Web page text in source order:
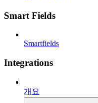
Smart Fields
Smartfields
Integrations
개요